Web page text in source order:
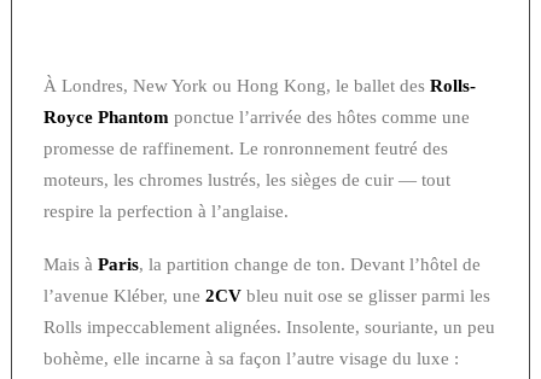
À Londres, New York ou Hong Kong, le ballet des Rolls-
Royce Phantom ponctue l’arrivée des hôtes comme une
promesse de raffinement. Le ronronnement feutré des
moteurs, les chromes lustrés, les sièges de cuir — tout
respire la perfection à l’anglaise.
Mais à Paris, la partition change de ton. Devant l’hôtel de
l’avenue Kléber, une 2CV bleu nuit ose se glisser parmi les
Rolls impeccablement alignées. Insolente, souriante, un peu
bohème, elle incarne à sa façon l’autre visage du luxe :